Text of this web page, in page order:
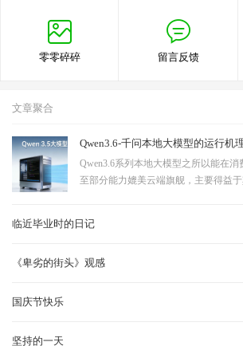
零零碎碎 留言反馈
文章聚合
Qwen3.6系列本地大模型之所以能在
至部分能力媲美云端旗舰，主要得益
本地模型（如 Qwen3.6-35B-A3B）之…
临近毕业时的日记
《卑劣的街头》观感
国庆节快乐
坚持的一天